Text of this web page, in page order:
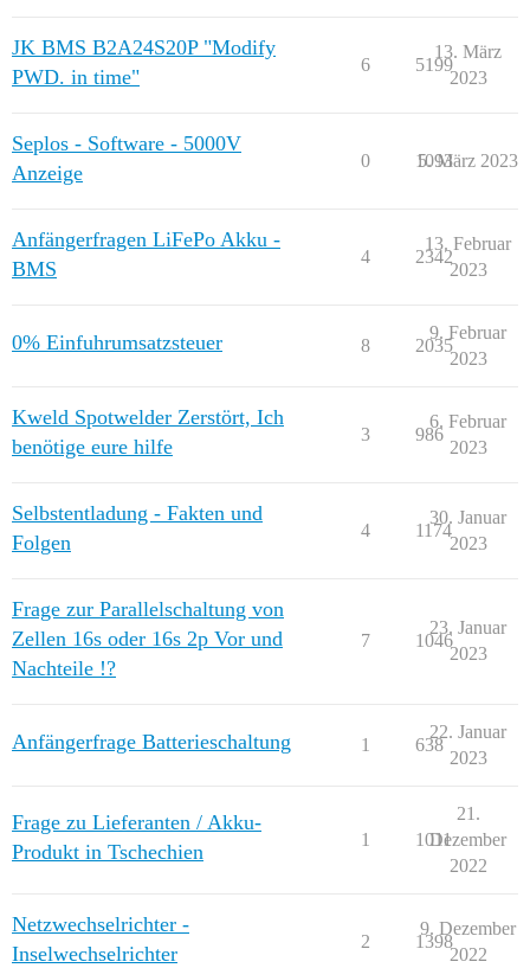
JK BMS B2A24S20P "Modify
PWD. in time"
6 5199
13. März
2023
Seplos - Software - 5000V
Anzeige
0 1093
5. März 2023
Anfängerfragen LiFePo Akku -
BMS
4 2342
13. Februar
2023
0% Einfuhrumsatzsteuer 8 2035
9. Februar
2023
Kweld Spotwelder Zerstört, Ich
benötige eure hilfe
3 986
6. Februar
2023
Selbstentladung - Fakten und
Folgen
4 1174
30. Januar
2023
Frage zur Parallelschaltung von
Zellen 16s oder 16s 2p Vor und
Nachteile !?
7 1046
23. Januar
2023
Anfängerfrage Batterieschaltung 1 638
22. Januar
2023
Frage zu Lieferanten / Akku-
Produkt in Tschechien
1 1011
21.
Dezember
2022
Netzwechselrichter -
Inselwechselrichter
2 1398
9. Dezember
2022